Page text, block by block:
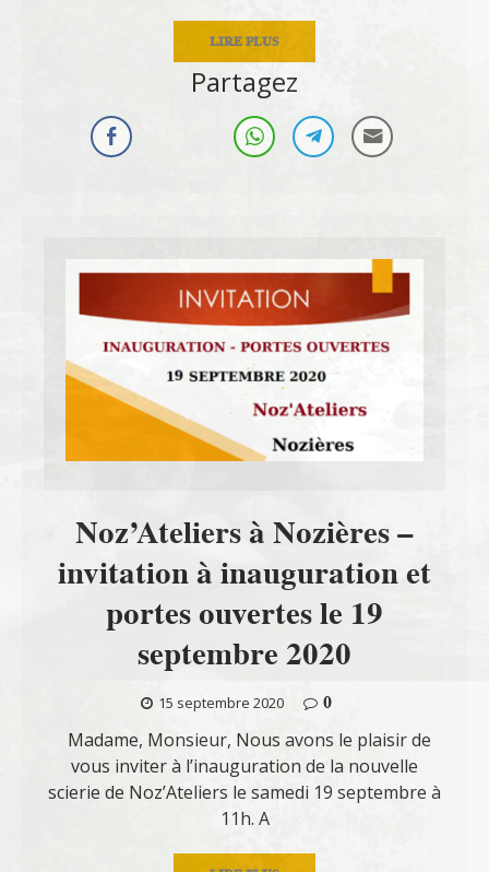
LIRE PLUS
Partagez
Noz’Ateliers à Nozières –
invitation à inauguration et
portes ouvertes le 19
septembre 2020
15 septembre 2020
0
Madame, Monsieur, Nous avons le plaisir de
vous inviter à l’inauguration de la nouvelle
scierie de Noz’Ateliers le samedi 19 septembre à
11h. A